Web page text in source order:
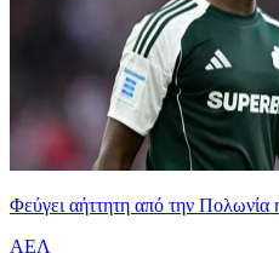
Φεύγει αήττητη από την
ΑΕΛ